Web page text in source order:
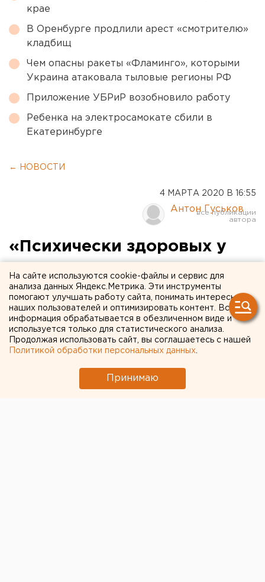
крае
В Оренбурге продлили арест «смотрителю»
кладбищ
Чем опасны ракеты «Фламинго», которыми
Украина атаковала тыловые регионы РФ
Приложение УБРиР возобновило работу
Ребенка на электросамокате сбили в
Екатеринбурге
← НОВОСТИ
4 МАРТА 2020 В 16:55
Антон Гуськов
«Психически здоровых у
нас нет»: главврач
свердловского ГУФСИН
рассказал, как в колониях
лечат людей с
отклонениями
На сайте используются cookie-файлы и сервис для
анализа данных Яндекс.Метрика. Эти инструменты
помогают улучшать работу сайта, понимать интересы
наших пользователей и оптимизировать контент. Вся
информация обрабатывается в обезличенном виде и
используется только для статистического анализа.
Продолжая использовать сайт, вы соглашаетесь с нашей
Политикой обработки персональных данных
Принимаю